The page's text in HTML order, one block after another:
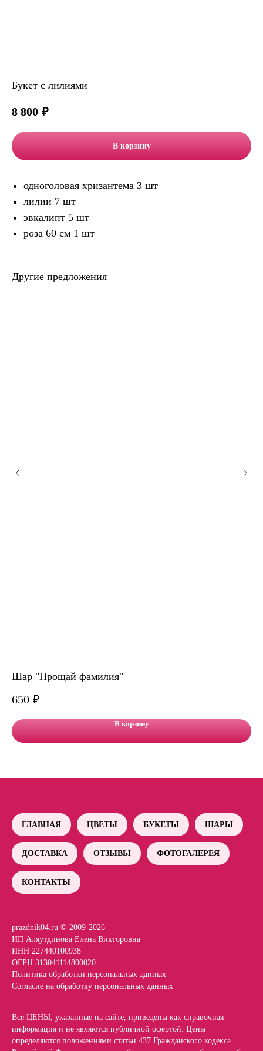
Букет с лилиями
8 800 ₽
В корзину
одноголовая хризантема 3 шт
лилии 7 шт
эвкалипт 5 шт
роза 60 см 1 шт
Другие предложения
Шар "Прощай фамилия"
650 ₽
В корзину
ГЛАВНАЯ ЦВЕТЫ БУКЕТЫ ШАРЫ
ДОСТАВКА ОТЗЫВЫ ФОТОГАЛЕРЕЯ
КОНТАКТЫ
prazdnik04.ru © 2009-2026
ИП Аляутдинова Елена Викторовна
ИНН 227440100938
ОГРН 313041114800020
Политика обработки персональных данных
Согласие на обработку персональных данных
Все ЦЕНЫ, указанные на сайте, приведены как справочная
информация и не являются публичной офертой. Цены
определяются положениями статьи 437 Гражданского кодекса